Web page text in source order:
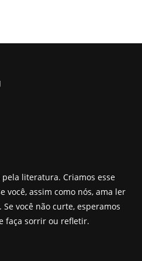
literatura. Criamos esse
você, assim como nós, ama ler
você não curte, esperamos
faça sorrir ou refletir.